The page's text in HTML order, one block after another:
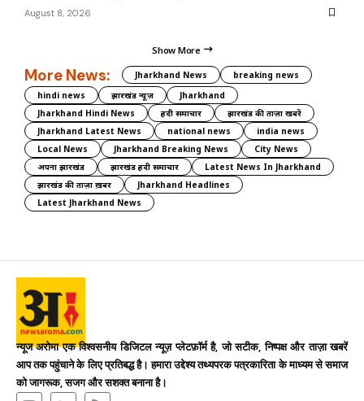
August 8, 2026
Show More
More News: Jharkhand News
breaking news
hindi news
झारखंड न्यूज़
Jharkhand
Jharkhand Hindi News
हिंदी समाचार
झारखंड की ताज़ा खबरें
Jharkhand Latest News
national news
india news
Local News
Jharkhand Breaking News
City News
अपना झारखंड
झारखंड हिंदी समाचार
Latest News In Jharkhand
झारखंड की ताज़ा ख़बर
Jharkhand Headlines
Latest Jharkhand News
न्यूज अरोमा एक विश्वसनीय डिजिटल न्यूज़ प्लेटफ़ॉर्म है, जो सटीक, निष्पक्ष और ताज़ा खबरें
आप तक पहुंचाने के लिए प्रतिबद्ध है। हमारा उद्देश्य तथ्यपरक पत्रकारिता के माध्यम से समाज
को जागरूक, सजग और सशक्त बनाना है।